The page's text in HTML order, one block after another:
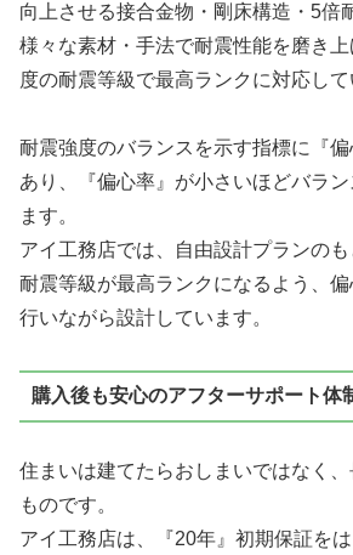
向上させる接合金物・剛床構造・5倍
様々な素材・手法で耐震性能を磨き上
度の耐震等級で最高ランク に対応して
耐震強度のバランスを示す指標に『
あり、『偏心率』が小さいほどバラ
ます。
アイ工務店では、自由設計プランのも
耐震等級が最高ランク になるよう、
行いながら設計しています。
購入後も安心のアフターサポート体
住まいは建てたらおしまいではなく、
ものです。
アイ工務店は、
『20年』初期保証を